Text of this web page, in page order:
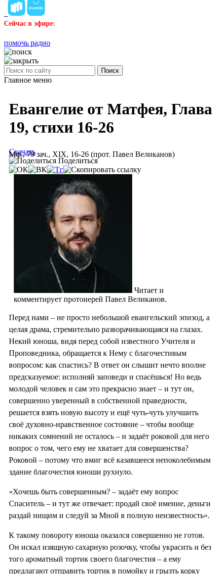
Сейчас в эфире:
помочь радио
Поиск
Главное меню
Евангелие от Матфея, Глава
19, стихи 16-26
Мф., 79 зач., XIX, 16-26 (прот. Павел Великанов)
Скачать
Поделиться
Читает и
комментирует протоиерей Павел Великанов.
Перед нами – не просто небольшой евангельский эпизод, а
целая драма, стремительно разворачивающаяся на глазах.
Некий юноша, видя перед собой известного Учителя и
Проповедника, обращается к Нему с благочестивым
вопросом: как спастись? В ответ он слышит нечто вполне
предсказуемое: исполняй заповеди и спасёшься! Но ведь
молодой человек и сам это прекрасно знает – и тут он,
совершенно уверенный в собственной праведности,
решается взять новую высоту и ещё чуть-чуть улучшить
своё духовно-нравственное состояние – чтобы вообще
никаких сомнений не осталось – и задаёт роковой для него
вопрос о том, чего ему не хватает для совершенства?
Роковой – потому что вмиг всё казавшееся непоколебимым
здание благочестия юноши рухнуло.
«Хочешь быть совершенным? – задаёт ему вопрос
Спаситель – и тут же отвечает: продай своё имение, деньги
раздай нищим и следуй за Мной в полную неизвестность».
К такому повороту юноша оказался совершенно не готов.
Он искал изящную сахарную розочку, чтобы украсить и без
того ароматный тортик своего благочестия – а ему
предлагают отправить тортик в помойку и грызть корку